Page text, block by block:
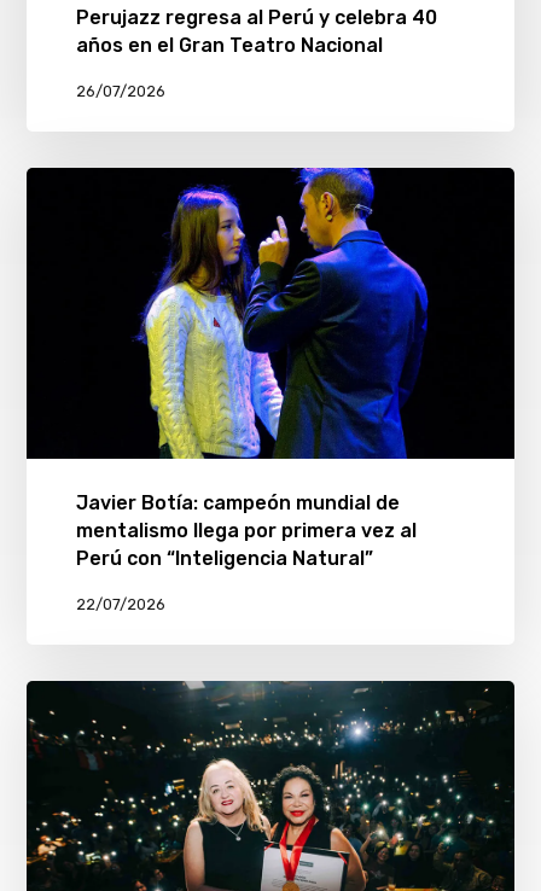
Perujazz regresa al Perú y celebra 40
años en el Gran Teatro Nacional
26/07/2026
Javier Botía: campeón mundial de
mentalismo llega por primera vez al
Perú con “Inteligencia Natural”
22/07/2026